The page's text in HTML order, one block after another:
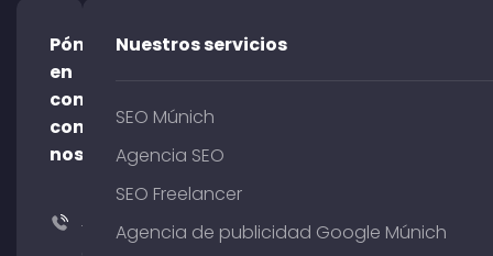
Póngase
en
contacto
con
nosotros
+49
Nuestros servicios
SEO Múnich
Agencia SEO
SEO Freelancer
Agencia de publicidad Google Múnich